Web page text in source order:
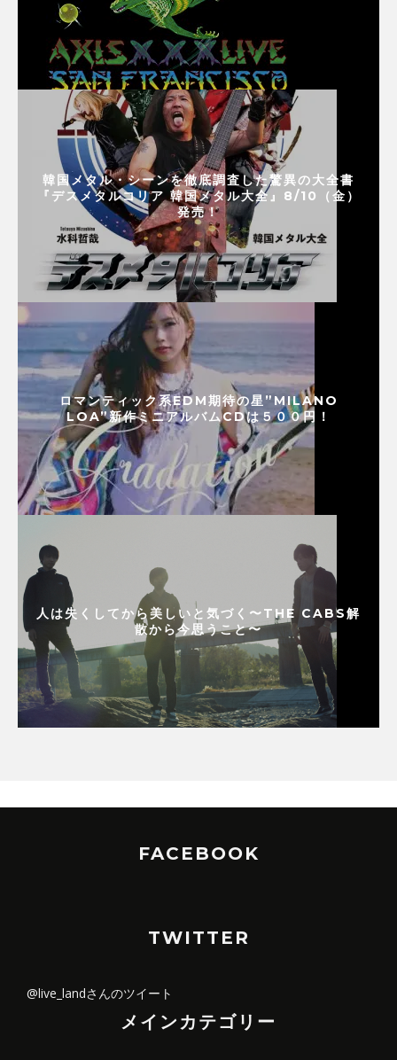
韓国メタル・シーンを徹底調査した驚異の大全書
『デスメタルコリア 韓国メタル大全』8/10（金）
発売！
ロマンティック系EDM期待の星”MILANO
LOA”新作ミニアルバムCDは５００円！
人は失くしてから美しいと気づく〜THE CABS解
散から今思うこと〜
FACEBOOK
TWITTER
@live_landさんのツイート
メインカテゴリー